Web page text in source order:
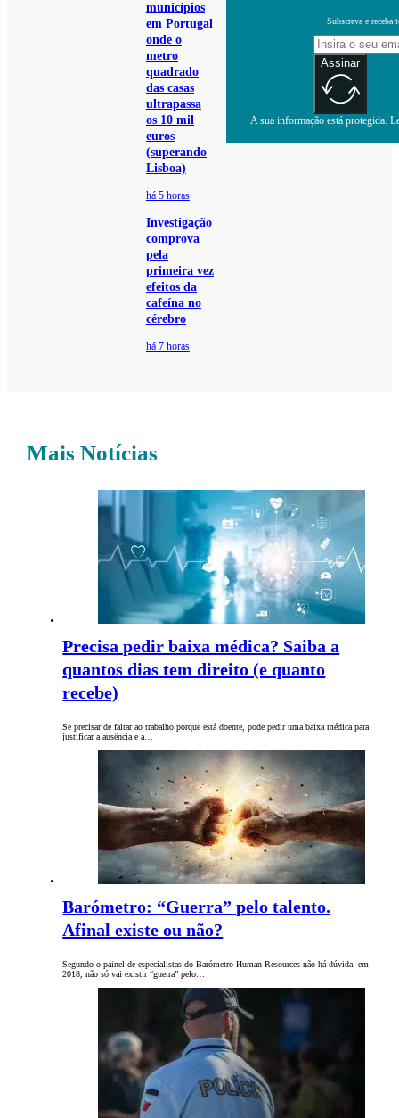
municípios
em Portugal
onde o
metro
quadrado
das casas
ultrapassa
os 10 mil
euros
(superando
Lisboa)
há 5 horas
Investigação
comprova
pela
primeira vez
efeitos da
cafeína no
cérebro
há 7 horas
Subscreva e receba
Assinar
A sua informação está protegida.
Mais Notícias
Precisa pedir baixa médica? Saiba a
quantos dias tem direito (e quanto
recebe)
Se precisar de faltar ao trabalho porque está doente, pode pedir uma baixa médica para
justificar a ausência e a…
Barómetro: “Guerra” pelo talento.
Afinal existe ou não?
Segundo o painel de especialistas do Barómetro Human Resources não há dúvida: em
2018, não só vai existir “guerra” pelo…